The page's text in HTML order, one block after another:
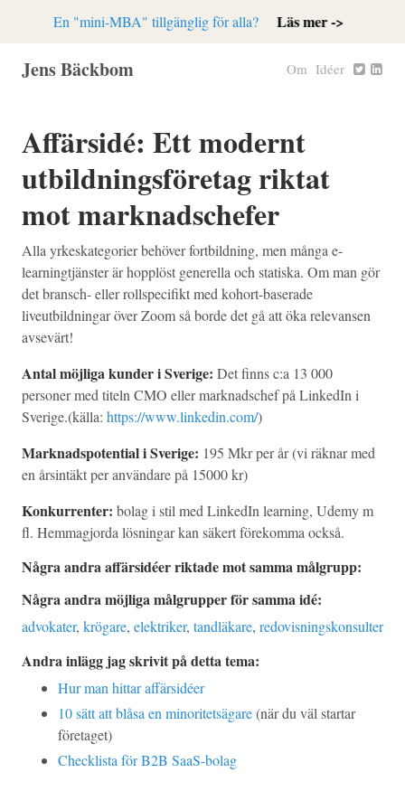
En "mini-MBA" tillgänglig för alla? Läs mer ->
Jens Bäckbom Om Idéer
Affärsidé: Ett modernt
utbildningsföretag riktat
mot marknadschefer
Alla yrkeskategorier behöver fortbildning, men många e-
learningtjänster är hopplöst generella och statiska. Om man gör
det bransch- eller rollspecifikt med kohort-baserade
liveutbildningar över Zoom så borde det gå att öka relevansen
avsevärt!
Antal möjliga kunder i Sverige: Det finns c:a 13 000
personer med titeln CMO eller marknadschef på LinkedIn i
Sverige.(källa: https://www.linkedin.com/)
Marknadspotential i Sverige: 195 Mkr per år (vi räknar med
en årsintäkt per användare på 15000 kr)
Konkurrenter: bolag i stil med LinkedIn learning, Udemy m
fl. Hemmagjorda lösningar kan säkert förekomma också.
Några andra affärsidéer riktade mot samma målgrupp:
Några andra möjliga målgrupper för samma idé:
advokater, krögare, elektriker, tandläkare, redovisningskonsulter
Andra inlägg jag skrivit på detta tema:
Hur man hittar affärsidéer
10 sätt att blåsa en minoritetsägare(när du väl startar
företaget)
Checklista för B2B SaaS-bolag